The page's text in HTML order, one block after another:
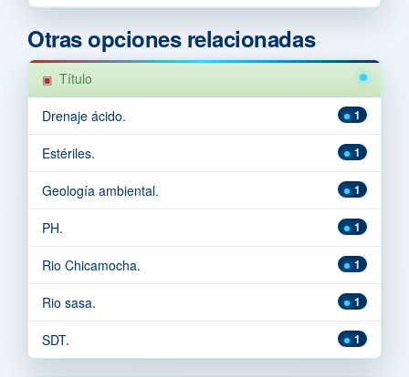
Otras opciones relacionadas
Título
1
Drenaje ácido.
1
Estériles.
1
Geología ambiental.
1
PH.
1
Rio Chicamocha.
1
Rio sasa.
1
SDT.